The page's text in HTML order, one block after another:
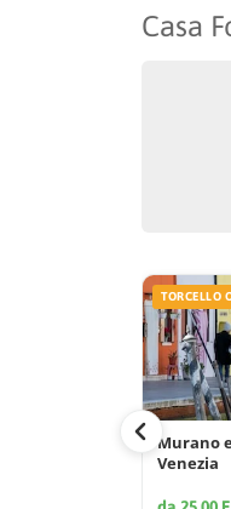
Casa
TORCELLO
Murano
Venezia